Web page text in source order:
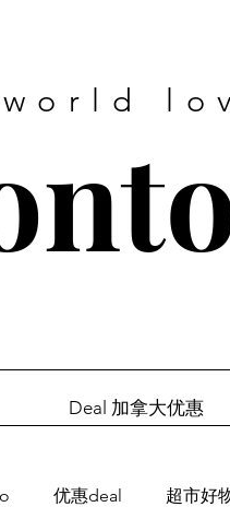
Deal 加拿大优惠
优惠deal 超市好